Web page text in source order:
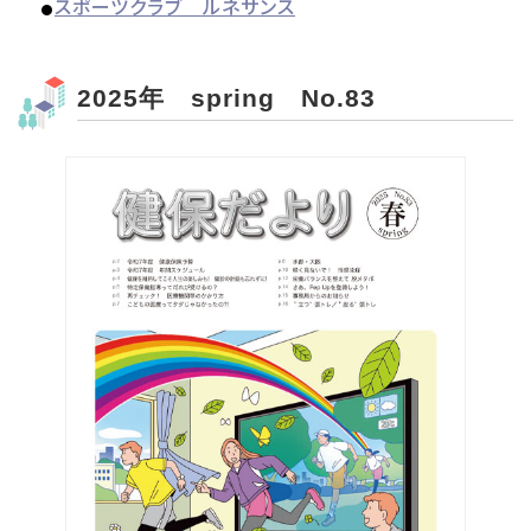
● スポーツクラブ ルネサンス
2025年 spring No.83